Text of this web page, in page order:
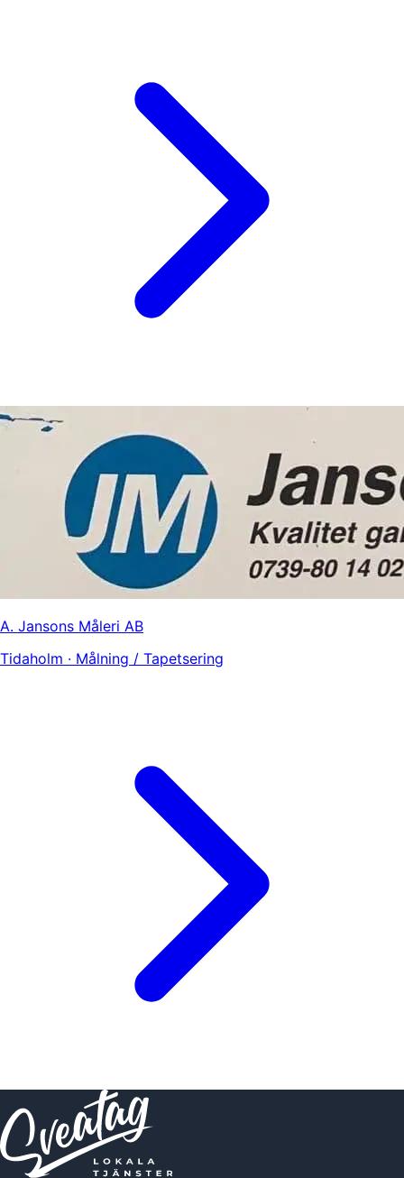
A. Jansons Måleri AB
Tidaholm · Målning / Tapetsering